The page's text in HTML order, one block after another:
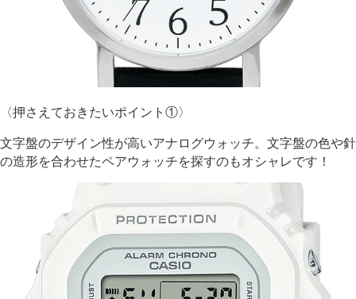
〈押さえておきたいポイント①〉
文字盤のデザイン性が高いアナログウォッチ。文字盤の色や針
の造形を合わせたペアウォッチを探すのもオシャレです！